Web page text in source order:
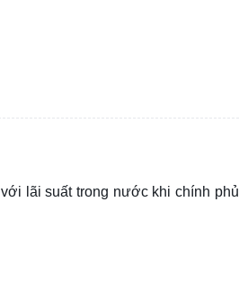
lãi suất trong nước khi chính